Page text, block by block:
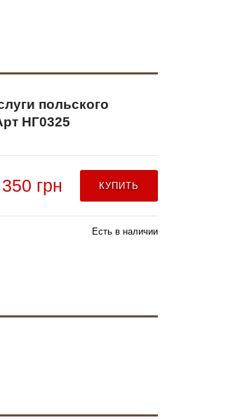
польского
НГ0325
350 грн КУПИТЬ
Есть в наличии